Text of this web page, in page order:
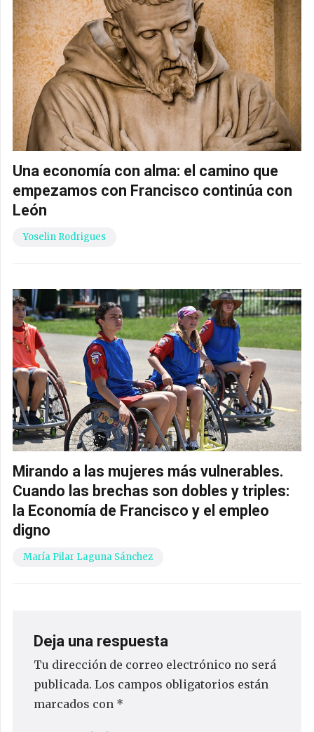
Una economía con alma: el camino que
empezamos con Francisco continúa con
León
Yoselin Rodrigues
Mirando a las mujeres más vulnerables.
Cuando las brechas son dobles y triples:
la Economía de Francisco y el empleo
digno
María Pilar Laguna Sánchez
Deja una respuesta
Tu dirección de correo electrónico no será
publicada. Los campos obligatorios están
marcados con *